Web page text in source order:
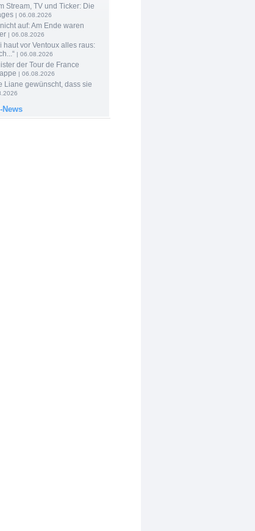
Stream, TV und Ticker: Die
| 06.08.2026
auf: Am Ende waren
| 06.08.2026
haut vor Ventoux alles raus:
| 06.08.2026
der Tour de France
| 06.08.2026
Liane gewünscht, dass sie
News